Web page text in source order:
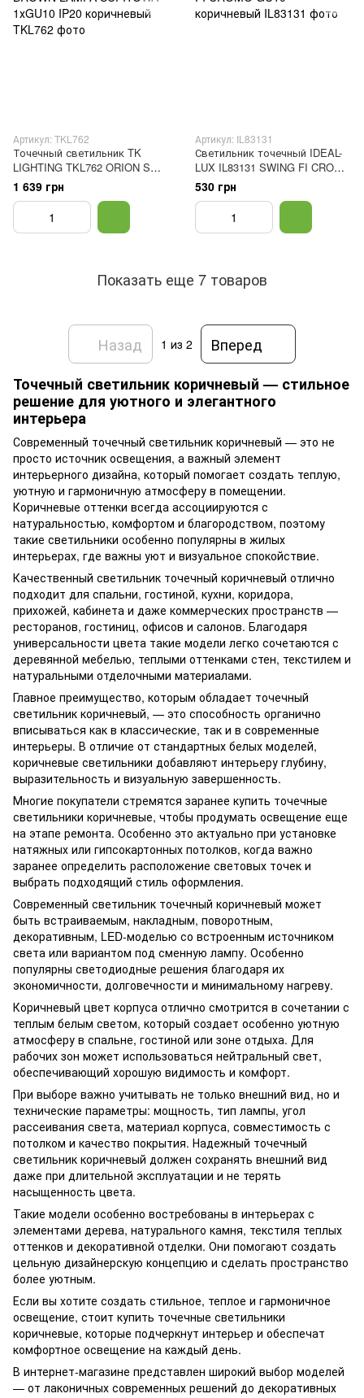
Артикул: TKL762
Точечный светильник TK
LIGHTING TKL762 ORION S
BROWN LAMPA SUFITOWA
1хGU10 IP20 коричневый
1 639 грн
Артикул: IL83131
Светильник точечный IDEAL-
LUX IL83131 SWING FI CROMO
GU10 коричневый
530 грн
Показать еще 7 товаров
Назад 1 из 2
Вперед
Точечный светильник коричневый — стильное
решение для уютного и элегантного
интерьера
Современный точечный светильник коричневый — это не
просто источник освещения, а важный элемент
интерьерного дизайна, который помогает создать теплую,
уютную и гармоничную атмосферу в помещении.
Коричневые оттенки всегда ассоциируются с
натуральностью, комфортом и благородством, поэтому
такие светильники особенно популярны в жилых
интерьерах, где важны уют и визуальное спокойствие.
Качественный светильник точечный коричневый отлично
подходит для спальни, гостиной, кухни, коридора,
прихожей, кабинета и даже коммерческих пространств —
ресторанов, гостиниц, офисов и салонов. Благодаря
универсальности цвета такие модели легко сочетаются с
деревянной мебелью, теплыми оттенками стен, текстилем и
натуральными отделочными материалами.
Главное преимущество, которым обладает точечный
светильник коричневый, — это способность органично
вписываться как в классические, так и в современные
интерьеры. В отличие от стандартных белых моделей,
коричневые светильники добавляют интерьеру глубину,
выразительность и визуальную завершенность.
Многие покупатели стремятся заранее купить точечные
светильники коричневые, чтобы продумать освещение еще
на этапе ремонта. Особенно это актуально при установке
натяжных или гипсокартонных потолков, когда важно
заранее определить расположение световых точек и
выбрать подходящий стиль оформления.
Современный светильник точечный коричневый может
быть встраиваемым, накладным, поворотным,
декоративным, LED-моделью со встроенным источником
света или вариантом под сменную лампу. Особенно
популярны светодиодные решения благодаря их
экономичности, долговечности и минимальному нагреву.
Коричневый цвет корпуса отлично смотрится в сочетании с
теплым белым светом, который создает особенно уютную
атмосферу в спальне, гостиной или зоне отдыха. Для
рабочих зон может использоваться нейтральный свет,
обеспечивающий хорошую видимость и комфорт.
При выборе важно учитывать не только внешний вид, но и
технические параметры: мощность, тип лампы, угол
рассеивания света, материал корпуса, совместимость с
потолком и качество покрытия. Надежный точечный
светильник коричневый должен сохранять внешний вид
даже при длительной эксплуатации и не терять
насыщенность цвета.
Такие модели особенно востребованы в интерьерах с
элементами дерева, натурального камня, текстиля теплых
оттенков и декоративной отделки. Они помогают создать
цельную дизайнерскую концепцию и сделать пространство
более уютным.
Если вы хотите создать стильное, теплое и гармоничное
освещение, стоит купить точечные светильники
коричневые, которые подчеркнут интерьер и обеспечат
комфортное освещение на каждый день.
В интернет-магазине представлен широкий выбор моделей
— от лаконичных современных решений до декоративных